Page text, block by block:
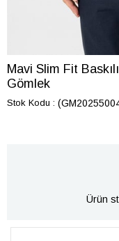
Mavi Slim Fit
Gömlek
Stok Kodu
Ürün